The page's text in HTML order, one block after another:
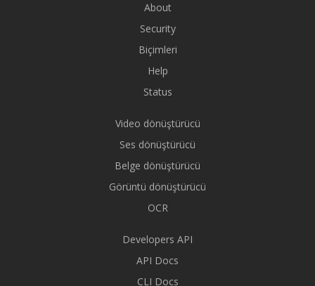
About
Security
Biçimleri
Help
Status
Video dönüştürücü
Ses dönüştürücü
Belge dönüştürücü
Görüntü dönüştürücü
OCR
Developers API
API Docs
CLI Docs